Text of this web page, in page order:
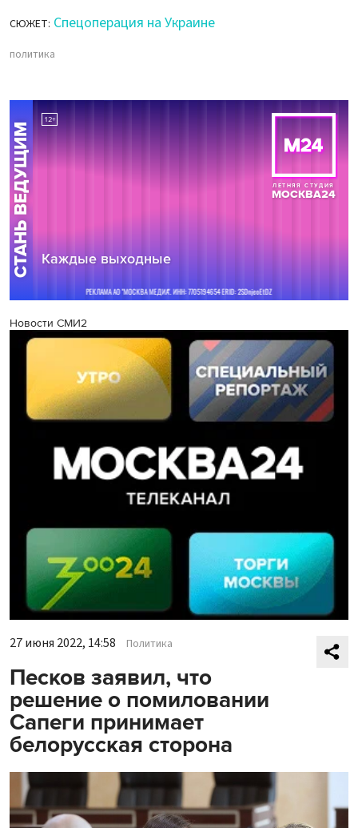
СЮЖЕТ: Спецоперация на Украине
политика
Новости СМИ2
27 июня 2022, 14:58 Политика
Песков заявил, что
решение о помиловании
Сапеги принимает
белорусская сторона